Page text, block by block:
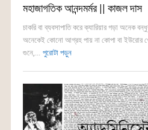
মহাজাগতিক আনন্দমর্মর || কাজল দাস
চাকরি বা ব্যবসাপাতি করে ক্যারিয়ার গড়া অনেক
অনেকেই কোনো আগ্রহ পায় না কোপা বা ইউরোর
গুনে,... পুরোটা পড়ুন